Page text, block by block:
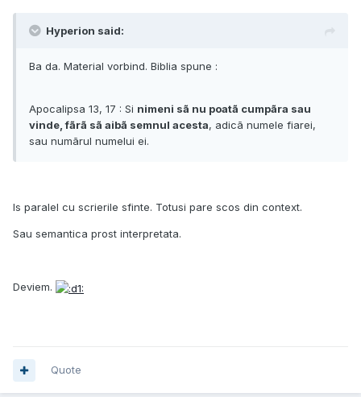
Hyperion said:
Ba da. Material vorbind. Biblia spune :
Apocalipsa 13, 17 : Si nimeni sã nu poatã cumpãra sau
vinde, fãrã sã aibã semnul acesta, adicã numele fiarei,
sau numãrul numelui ei.
Is paralel cu scrierile sfinte. Totusi pare scos din context.
Sau semantica prost interpretata.
Deviem.
Quote